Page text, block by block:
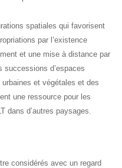
spatiales qui favorisent
par l’existence
et une mise à distance par
successions d’espaces
urbaines et végétales et des
une ressource pour les
dans d’autres paysages.
considérés avec un regard